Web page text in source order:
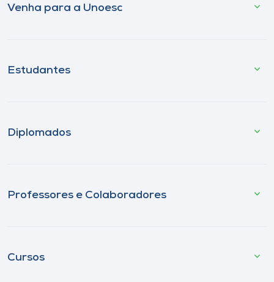
Venha para a Unoesc
Estudantes
Diplomados
Professores e Colaboradores
Cursos